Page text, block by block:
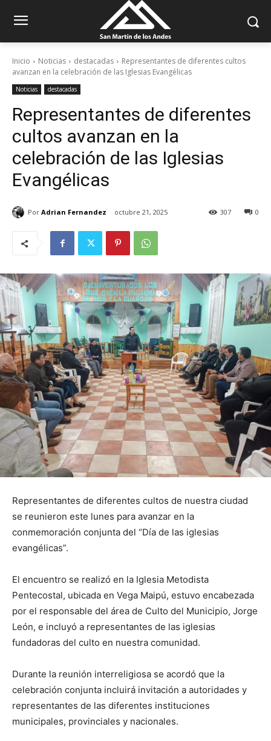
Inicio Noticias destacadas
Representantes de diferentes cultos
avanzan en la celebración de las Iglesias Evangélicas
Noticias destacadas
Representantes de diferentes
cultos avanzan en la
celebración de las Iglesias
Evangélicas
Por Adrian Fernandez octubre 21, 2025 0
307
Representantes de diferentes cultos de nuestra ciudad
se reunieron este lunes para avanzar en la
conmemoración conjunta del “Día de las iglesias
evangélicas”.
El encuentro se realizó en la Iglesia Metodista
Pentecostal, ubicada en Vega Maipú, estuvo encabezada
por el responsable del área de Culto del Municipio, Jorge
León, e incluyó a representantes de las iglesias
fundadoras del culto en nuestra comunidad.
Durante la reunión interreligiosa se acordó que la
celebración conjunta incluirá invitación a autoridades y
representantes de las diferentes instituciones
municipales, provinciales y nacionales.